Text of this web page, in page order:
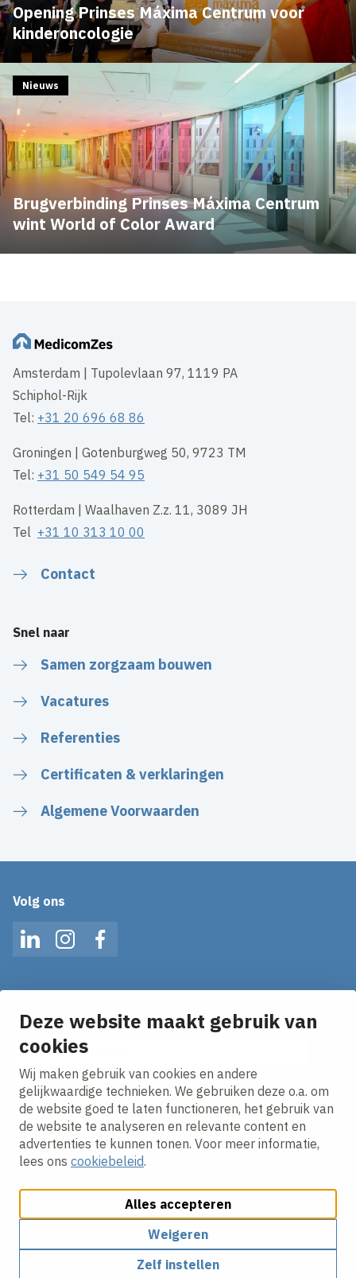
Deze website maakt gebruik van
cookies
Wij maken gebruik van cookies en andere
gelijkwaardige technieken. We gebruiken deze o.a. om
de website goed te laten functioneren, het gebruik van
de website te analyseren en relevante content en
advertenties te kunnen tonen. Voor meer informatie,
lees ons cookiebeleid.
Alles accepteren
Weigeren
Zelf instellen
Opening Prinses Máxima Centrum voor
kinderoncologie
Brugverbinding Prinses Máxima Centrum
wint World of Color Award
Nieuws
Amsterdam | Tupolevlaan 97, 1119 PA
Schiphol-Rijk
Tel: +31 20 696 68 86
Groningen | Gotenburgweg 50, 9723 TM
Tel: +31 50 549 54 95
Rotterdam | Waalhaven Z.z. 11, 3089 JH
Tel +31 10 313 10 00
Contact
Snel naar
Samen zorgzaam bouwen
Vacatures
Referenties
Certificaten & verklaringen
Algemene Voorwaarden
Volg ons
LinkedInInstagramFacebook
en ontvang het laatste nieuws direct in je inbox!
E-mailadres
Ik ga akkoord met hetprivacy statement.
Cookies aanpassenCookie beleidPrivacy policy